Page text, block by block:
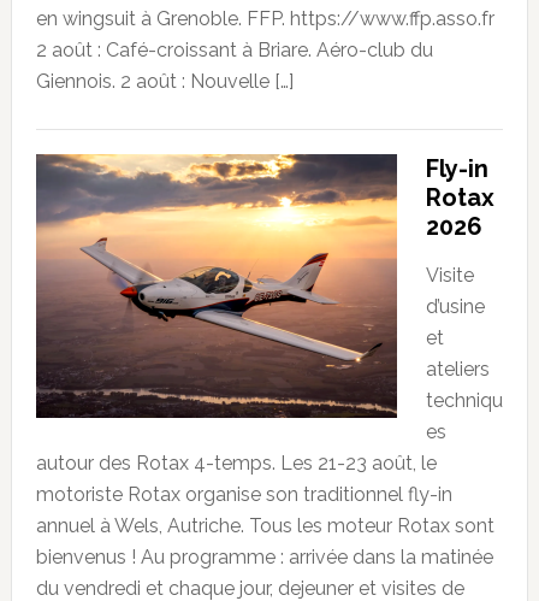
en wingsuit à Grenoble. FFP. https://www.ffp.asso.fr
2 août : Café-croissant à Briare. Aéro-club du
Giennois. 2 août : Nouvelle […]
Fly-in
Rotax
2026
Visite
d’usine
et
ateliers
techniqu
es
autour des Rotax 4-temps. Les 21-23 août, le
motoriste Rotax organise son traditionnel fly-in
annuel à Wels, Autriche. Tous les moteur Rotax sont
bienvenus ! Au programme : arrivée dans la matinée
du vendredi et chaque jour, dejeuner et visites de